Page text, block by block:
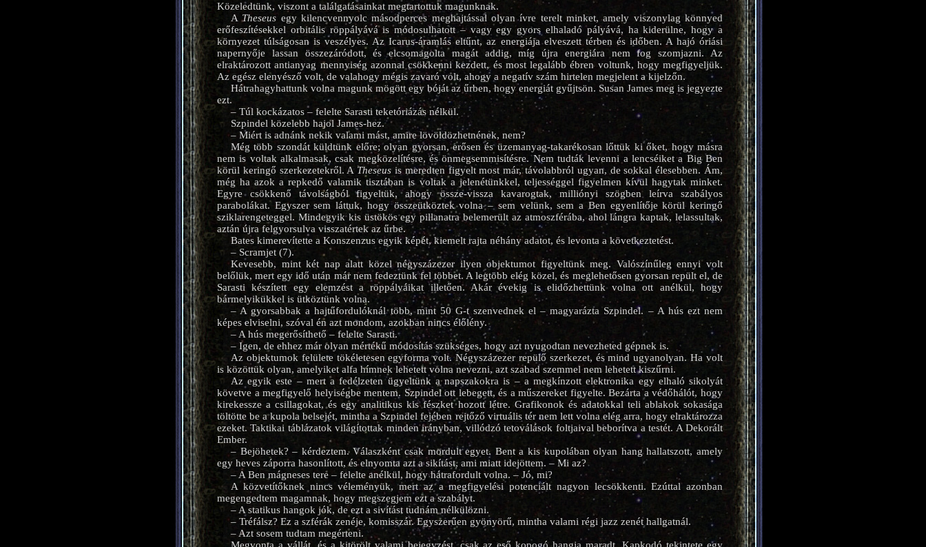
Közeledtünk, viszont a találgatásainkat megtartottuk magunknak.
ATheseus egy kilencvennyolc másodperces meghajtással olyan ívre terelt minket, amely viszonylag könnyed
erőfeszítésekkel orbitális röppályává is módosulhatott – vagy egy gyors elhaladó pályává, ha kiderülne, hogy a
környezet túlságosan is veszélyes. Az Icarus-áramlás eltűnt, az energiája elveszett térben és időben. A hajó óriási
napernyője lassan összezáródott, és elcsomagolta magát addig, míg újra energiára nem fog szomjazni. Az
elraktározott antianyag mennyiség azonnal csökkenni kezdett, és most legalább ébren voltunk, hogy megfigyeljük.
Az egész elenyésző volt, de valahogy mégis zavaró volt, ahogy a negatív szám hirtelen megjelent a kijelzőn.
Hátrahagyhattunk volna magunk mögött egy bóját az űrben, hogy energiát gyűjtsön. Susan James meg is jegyezte
ezt.
– Túl kockázatos – felelte Sarasti teketóriázás nélkül.
Szpindel közelebb hajol James-hez.
– Miért is adnánk nekik valami mást, amire lövöldözhetnének, nem?
Még több szondát küldtünk előre; olyan gyorsan, erősen és üzemanyag-takarékosan lőttük ki őket, hogy másra
nem is voltak alkalmasak, csak megközelítésre, és önmegsemmisítésre. Nem tudták levenni a lencséiket a Big Ben
körül keringő szerkezetekről. ATheseus is meredten figyelt most már, távolabbról ugyan, de sokkal élesebben. Ám,
még ha azok a repkedő valamik tisztában is voltak a jelenétünkkel, teljességgel figyelmen kívül hagytak minket.
Egyre csökkenő távolságból figyeltük, ahogy össze-vissza kavarogtak, milliónyi szögben leírva szabályos
parabolákat. Egyszer sem láttuk, hogy összeütköztek volna – sem velünk, sem a Ben egyenlítője körül keringő
sziklarengeteggel. Mindegyik kis üstökös egy pillanatra belemerült az atmoszférába, ahol lángra kaptak, lelassultak,
aztán újra felgyorsulva visszatértek az űrbe.
Bates kimerevítette a Konszenzus egyik képét, kiemelt rajta néhány adatot, és levonta a következtetést.
– Scramjet (7).
Kevesebb, mint két nap alatt közel négyszázezer ilyen objektumot figyeltünk meg. Valószínűleg ennyi volt
belőlük, mert egy idő után már nem fedeztünk fel többet. A legtöbb elég közel, és meglehetősen gyorsan repült el, de
Sarasti készített egy elemzést a röppályáikat illetően. Akár évekig is elidőzhettünk volna ott anélkül, hogy
bármelyikükkel is ütköztünk volna.
– A gyorsabbak a hajtűfordulóknál több, mint 50 G-t szenvednek el – magyarázta Szpindel. – A hús ezt nem
képes elviselni, szóval én azt mondom, azokban nincs élőlény.
– A hús megerősíthető – felelte Sarasti.
– Igen, de ehhez már olyan mértékű módosítás szükséges, hogy azt nyugodtan nevezheted gépnek is.
Az objektumok felülete tökéletesen egyforma volt. Négyszázezer repülő szerkezet, és mind ugyanolyan. Ha volt
is közöttük olyan, amelyiket alfa hímnek lehetett volna nevezni, azt szabad szemmel nem lehetett kiszűrni.
Az egyik este – mert a fedélzeten ügyeltünk a napszakokra is – a megkínzott elektronika egy elhaló sikolyát
követve a megfigyelő helyiségbe mentem. Szpindel ott lebegett, és a műszereket figyelte. Bezárta a védőhálót, hogy
kirekessze a csillagokat, és egy analitikus kis fészket hozott létre. Grafikonok és adatokkal teli ablakok sokasága
töltötte be a kupola belsejét, mintha a Szpindel fejében rejtőző virtuális tér nem lett volna elég arra, hogy elraktározza
ezeket. Taktikai táblázatok világítottak minden irányban, villódzó tetoválások foltjaival beborítva a testét. A Dekorált
Ember.
– Bejöhetek? – kérdeztem. Válaszként csak mordult egyet. Bent a kis kupolában olyan hang hallatszott, amely
egy heves záporra hasonlított, és elnyomta azt a sikítást, ami miatt idejöttem. – Mi az?
– A Ben mágneses tere – felelte anélkül, hogy hátrafordult volna. – Jó, mi?
A közvetítőknek nincs véleményük, mert az a megfigyelési potenciált nagyon lecsökkenti. Ezúttal azonban
megengedtem magamnak, hogy megszegjem ezt a szabályt.
– A statikus hangok jók, de ezt a sivítást tudnám nélkülözni.
– Tréfálsz? Ez a szférák zenéje, komisszár. Egyszerűen gyönyörű, mintha valami régi jazz zenét hallgatnál.
– Azt sosem tudtam megérteni.